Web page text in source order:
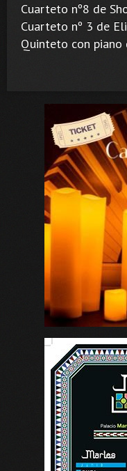
Cuarteto nº8 de
Cuarteto nº 3 de
Quinteto con piano